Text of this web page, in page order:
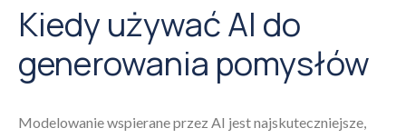
Kiedy używać AI do
generowania pomysłów
Modelowanie wspierane przez AI jest najskuteczniejsze,